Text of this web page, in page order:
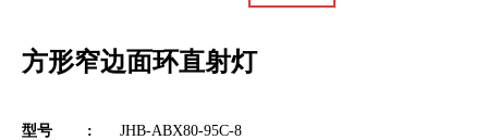
方形窄边面环直射灯
型号 : JHB-ABX80-95C-8